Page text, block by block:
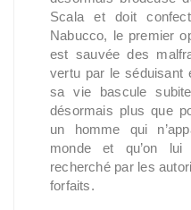
Scala et doit
Nabucco, le premier
est sauvée des
vertu par le séduisant
sa vie bascule
désormais plus que
un homme qui
monde et qu’on
recherché par les
forfaits.